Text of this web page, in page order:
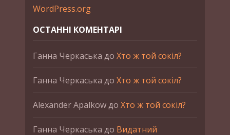
WordPress.org
ОСТАННІ КОМЕНТАРІ
Ганна Черкаська до Хто ж той сокіл?
Ганна Черкаська до Хто ж той сокіл?
Alexander Apalkowдо Хто ж той сокіл?
Ганна Черкаська до Видатний